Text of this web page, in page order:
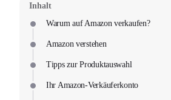
Inhalt
Warum auf Amazon verkaufen?
Amazon verstehen
Tipps zur Produktauswahl
Ihr Amazon-Verkäuferkonto